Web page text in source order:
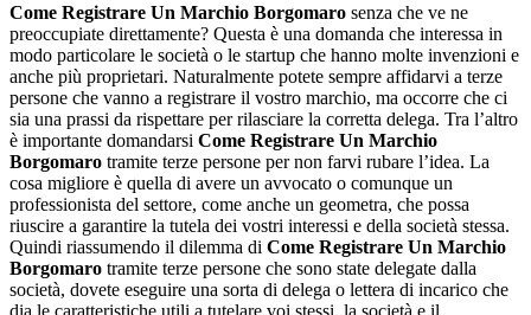
Come Registrare Un Marchio Borgomaro senza che ve ne
preoccupiate direttamente? Questa è una domanda che interessa in
modo particolare le società o le startup che hanno molte invenzioni e
anche più proprietari. Naturalmente potete sempre affidarvi a terze
persone che vanno a registrare il vostro marchio, ma occorre che ci
sia una prassi da rispettare per rilasciare la corretta delega. Tra l’altro
è importante domandarsi Come Registrare Un Marchio
Borgomaro tramite terze persone per non farvi rubare l’idea. La
cosa migliore è quella di avere un avvocato o comunque un
professionista del settore, come anche un geometra, che possa
riuscire a garantire la tutela dei vostri interessi e della società stessa.
Quindi riassumendo il dilemma di Come Registrare Un Marchio
Borgomaro tramite terze persone che sono state delegate dalla
società, dovete eseguire una sorta di delega o lettera di incarico che
dia le caratteristiche utili a tutelare voi stessi, la società e il